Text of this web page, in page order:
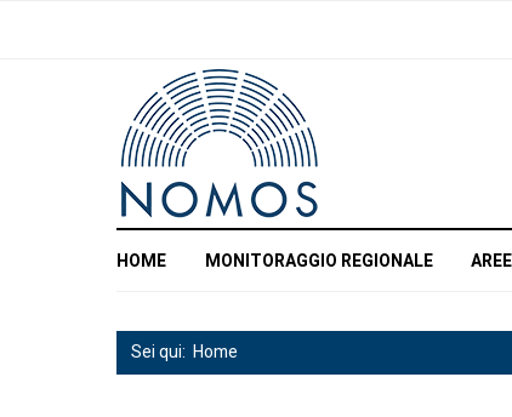
HOME MONITORAGGIO REGIONALE
Sei qui: Home